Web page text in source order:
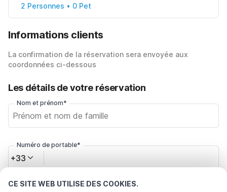
CE SITE WEB UTILISE DES COOKIES.
2 Personnes • 0 Pet
Informations clients
La confirmation de la réservation sera envoyée aux
coordonnées ci-dessous
Les détails de votre réservation
Nom et prénom*
Numéro de portable*
+33
Votre adresse e-mail*